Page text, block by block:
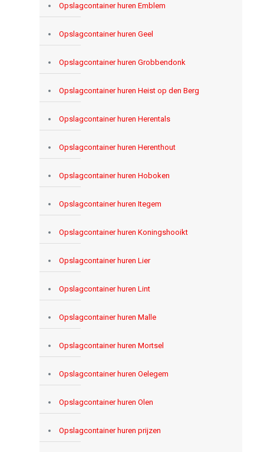
Opslagcontainer huren Emblem
Opslagcontainer huren Geel
Opslagcontainer huren Grobbendonk
Opslagcontainer huren Heist op den Berg
Opslagcontainer huren Herentals
Opslagcontainer huren Herenthout
Opslagcontainer huren Hoboken
Opslagcontainer huren Itegem
Opslagcontainer huren Koningshooikt
Opslagcontainer huren Lier
Opslagcontainer huren Lint
Opslagcontainer huren Malle
Opslagcontainer huren Mortsel
Opslagcontainer huren Oelegem
Opslagcontainer huren Olen
Opslagcontainer huren prijzen